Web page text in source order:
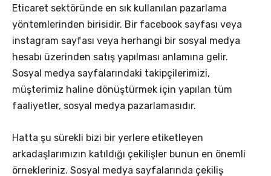
Eticaret sektöründe en sık kullanılan pazarlama
yöntemlerinden birisidir. Bir facebook sayfası veya
instagram sayfası veya herhangi bir sosyal medya
hesabı üzerinden satış yapılması anlamına gelir.
Sosyal medya sayfalarındaki takipçilerimizi,
müşterimiz haline dönüştürmek için yapılan tüm
faaliyetler, sosyal medya pazarlamasıdır.
Hatta şu sürekli bizi bir yerlere etiketleyen
arkadaşlarımızın katıldığı çekilişler bunun en önemli
örnekleriniz. Sosyal medya sayfalarında çekiliş